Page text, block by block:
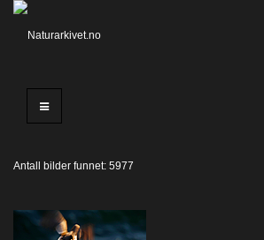
Antall bilder funnet: 5977